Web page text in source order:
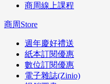
商周線上課程
商周Store
週年慶好禮送
紙本訂閱優惠
數位訂閱優惠
電子雜誌(Zinio)